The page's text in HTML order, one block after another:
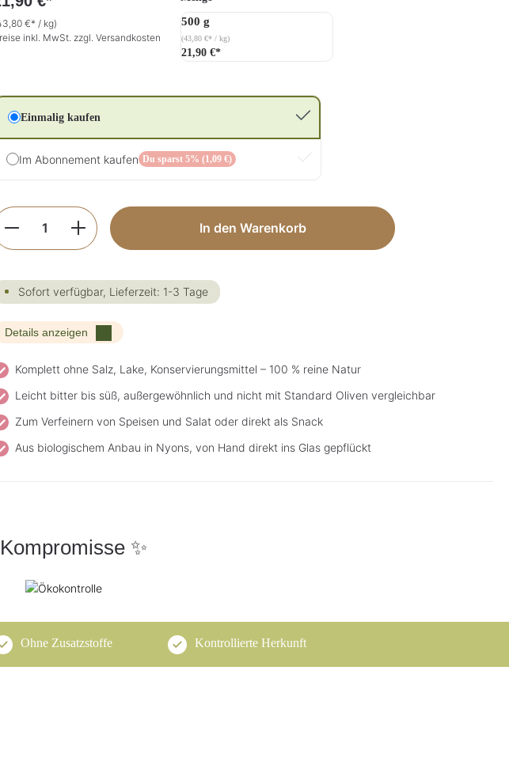
€* / kg)
inkl. MwSt. zzgl. Versandkosten
500 g
(43,80 €* / kg)
21,90 €*
Einmalig kaufen
Im Abonnement kaufen Du sparst 5% (1,09 €)
Anzahl: Gib den gewünschten Wert ein oder
In den Warenkorb
Sofort verfügbar, Lieferzeit: 1-3 Tage
Details anzeigen
Komplett ohne Salz, Lake, Konservierungsmittel – 100 % reine Natur
Leicht bitter bis süß, außergewöhnlich und nicht mit Standard Oliven vergleichbar
Zum Verfeinern von Speisen und Salat oder direkt als Snack
Aus biologischem Anbau in Nyons, von Hand direkt ins Glas gepflückt
✨
Ohne Zusatzstoffe Kontrollierte Herkunft